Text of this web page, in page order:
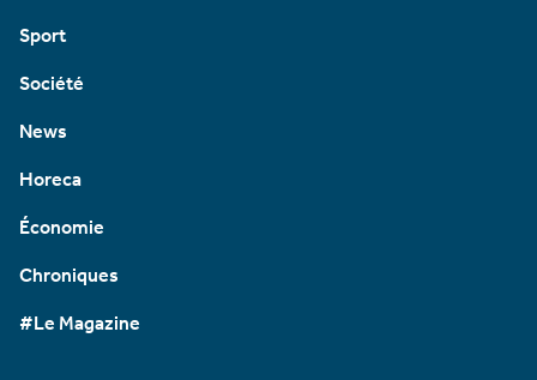
Sport
Société
News
Horeca
Économie
Chroniques
#Le Magazine